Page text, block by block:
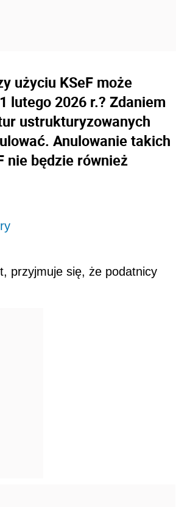
użyciu KSeF może
lutego 2026 r.? Zdaniem
ustrukturyzowanych
Anulowanie takich
nie będzie również
przyjmuje się, że podatnicy